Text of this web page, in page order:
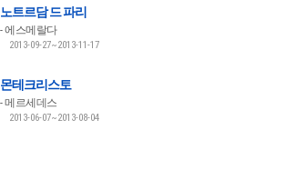
노트르담 드 파리
에스메랄다
2013-09-27~2013-11-17
몬테크리스토
메르세데스
2013-06-07~2013-08-04